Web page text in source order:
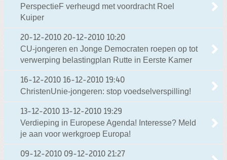
PerspectieF verheugd met voordracht Roel
Kuiper
20-12-2010 20-12-2010 10:20
CU-jongeren en Jonge Democraten roepen op tot
verwerping belastingplan Rutte in Eerste Kamer
16-12-2010 16-12-2010 19:40
ChristenUnie-jongeren: stop voedselverspilling!
13-12-2010 13-12-2010 19:29
Verdieping in Europese Agenda! Interesse? Meld
je aan voor werkgroep Europa!
09-12-2010 09-12-2010 21:27